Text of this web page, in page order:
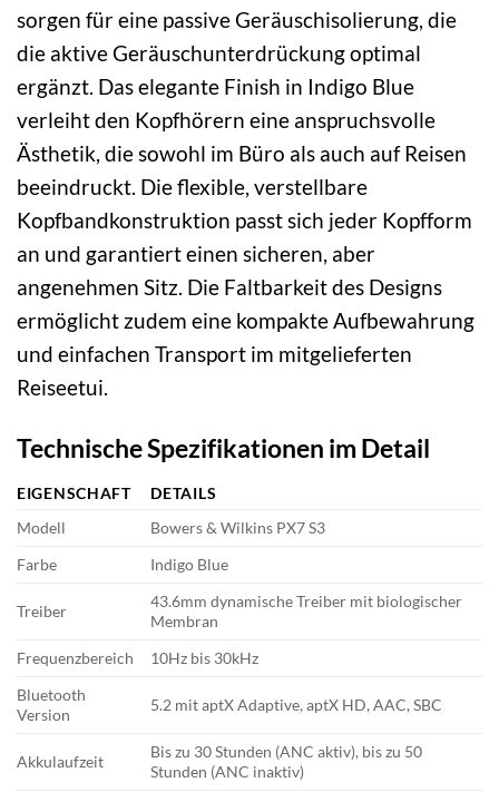
sorgen für eine passive Geräuschisolierung, die
die aktive Geräuschunterdrückung optimal
ergänzt. Das elegante Finish in Indigo Blue
verleiht den Kopfhörern eine anspruchsvolle
Ästhetik, die sowohl im Büro als auch auf Reisen
beeindruckt. Die flexible, verstellbare
Kopfbandkonstruktion passt sich jeder Kopfform
an und garantiert einen sicheren, aber
angenehmen Sitz. Die Faltbarkeit des Designs
ermöglicht zudem eine kompakte Aufbewahrung
und einfachen Transport im mitgelieferten
Reiseetui.
Technische Spezifikationen im Detail
EIGENSCHAFT
DETAILS
Modell
Bowers & Wilkins PX7 S3
Farbe
Indigo Blue
Treiber
43.6mm dynamische Treiber mit biologischer
Membran
Frequenzbereich
10Hz bis 30kHz
Bluetooth
Version
5.2 mit aptX Adaptive, aptX HD, AAC, SBC
Akkulaufzeit
Bis zu 30 Stunden (ANC aktiv), bis zu 50
Stunden (ANC inaktiv)